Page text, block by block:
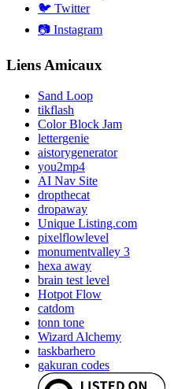
🐦 Twitter
📷 Instagram
Liens Amicaux
Sand Loop
tikflash
Color Block Jam
lettergenie
aistorygenerator
you2mp4
AI Nav Site
dropthecat
dropaway
Unique Listing.com
pixelflowlevel
monumentvalley 3
hexa away
brain test level
Hotpot Flow
catdom
tonn tone
Wizard Alchemy
taskbarhero
gakuran codes